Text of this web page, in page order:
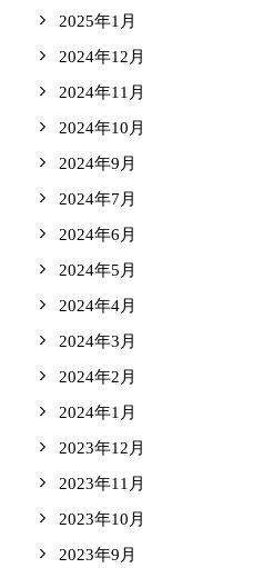
2025年1月
2024年12月
2024年11月
2024年10月
2024年9月
2024年7月
2024年6月
2024年5月
2024年4月
2024年3月
2024年2月
2024年1月
2023年12月
2023年11月
2023年10月
2023年9月